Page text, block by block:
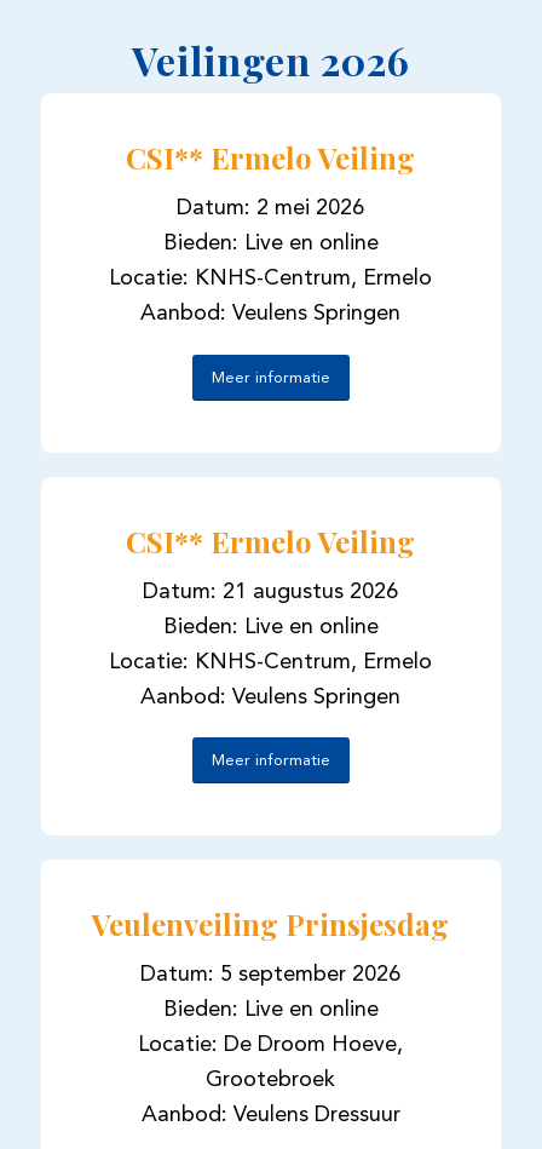
Veilingen 2026
CSI** Ermelo Veiling
Datum: 2 mei 2026
Bieden: Live en online
Locatie: KNHS-Centrum, Ermelo
Aanbod: Veulens Springen
Meer informatie
CSI** Ermelo Veiling
Datum: 21 augustus 2026
Bieden: Live en online
Locatie: KNHS-Centrum, Ermelo
Aanbod: Veulens Springen
Meer informatie
Veulenveiling Prinsjesdag
Datum: 5 september 2026
Bieden: Live en online
Locatie: De Droom Hoeve,
Grootebroek
Aanbod: Veulens Dressuur